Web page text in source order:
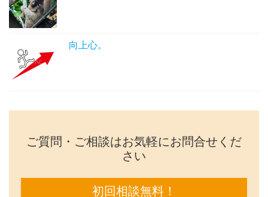
向上心。
ご質問・ご相談はお気軽にお問合せくだ
さい
初回相談無料！